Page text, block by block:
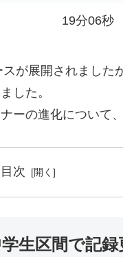
19分06秒
が展開されました
した。
ーの進化について
目次
生区間で記